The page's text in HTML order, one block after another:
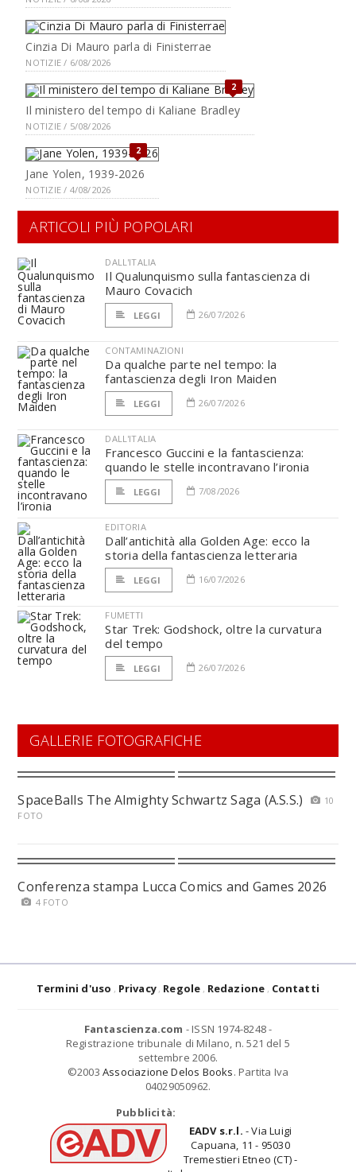
Cinzia Di Mauro parla di Finisterrae
NOTIZIE / 6/08/2026
2
Il ministero del tempo di Kaliane Bradley
NOTIZIE / 5/08/2026
2
Jane Yolen, 1939-2026
NOTIZIE / 4/08/2026
ARTICOLI PIÙ POPOLARI
DALL'ITALIA
Il Qualunquismo sulla fantascienza di
Mauro Covacich
LEGGI 26/07/2026
CONTAMINAZIONI
Da qualche parte nel tempo: la
fantascienza degli Iron Maiden
LEGGI 26/07/2026
DALL'ITALIA
Francesco Guccini e la fantascienza:
quando le stelle incontravano l’ironia
LEGGI 7/08/2026
EDITORIA
Dall’antichità alla Golden Age: ecco la
storia della fantascienza letteraria
LEGGI 16/07/2026
FUMETTI
Star Trek: Godshock, oltre la curvatura
del tempo
LEGGI 26/07/2026
GALLERIE FOTOGRAFICHE
SpaceBalls The Almighty Schwartz Saga (A.S.S.)
10
FOTO
Conferenza stampa Lucca Comics and Games 2026
4 FOTO
Termini d'uso Privacy Regole Redazione Contatti
Fantascienza.com - ISSN 1974-8248 -
Registrazione tribunale di Milano, n. 521 del 5
settembre 2006.
©2003 Associazione Delos Books. Partita Iva
04029050962.
Pubblicità:
EADV s.r.l. - Via Luigi
Capuana, 11 - 95030
Tremestieri Etneo (CT) -